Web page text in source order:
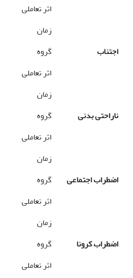
اثر تعاملی
اجتناب
زمان
گروه
اثر تعاملی
ناراحتی بدنی
زمان
گروه
اثر تعاملی
اضطراب اجتماعی
زمان
گروه
اثر تعاملی
اضطراب کرونا
زمان
گروه
اثر تعاملی